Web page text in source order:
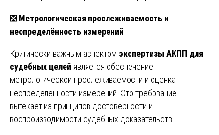
❎Метрологическая прослеживаемость и
неопределённость измерений
Критически важным аспектом экспертизы АКПП для
судебных целей является обеспечение
метрологической прослеживаемости и оценка
неопределённости измерений. Это требование
вытекает из принципов достоверности и
воспроизводимости судебных доказательств .